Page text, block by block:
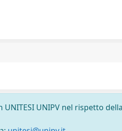
UNIPV nel rispetto